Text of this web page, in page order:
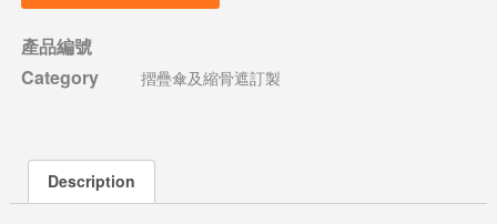
產品編號
Category
摺疊傘及縮骨遮訂製
Description